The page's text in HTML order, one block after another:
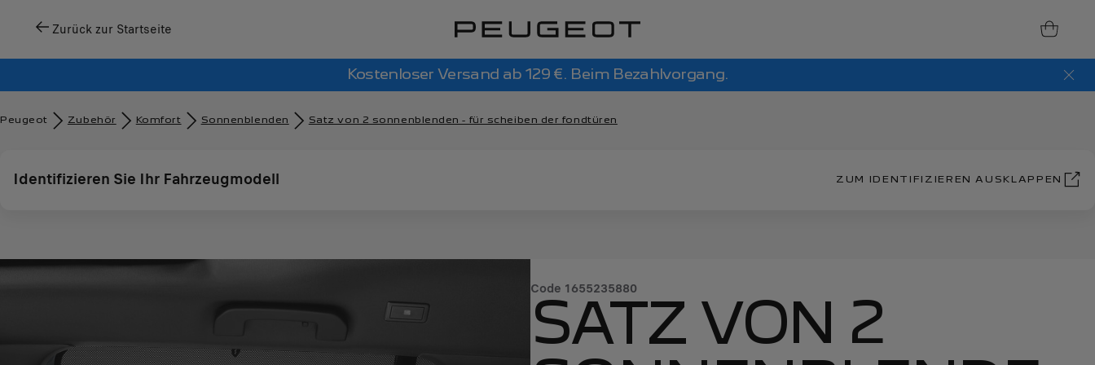
Zurück zur Startseite
Kostenloser Versand ab 129 €. Beim Bezahlvorgang.
Peugeot Zubehör​ Komfort Sonnenblenden Satz von 2 sonnenblenden - für scheiben der fondtüren
Identifizieren Sie Ihr Fahrzeugmodell ZUM IDENTIFIZIEREN AUSKLAPPEN
Code 1655235880
SATZ VON 2